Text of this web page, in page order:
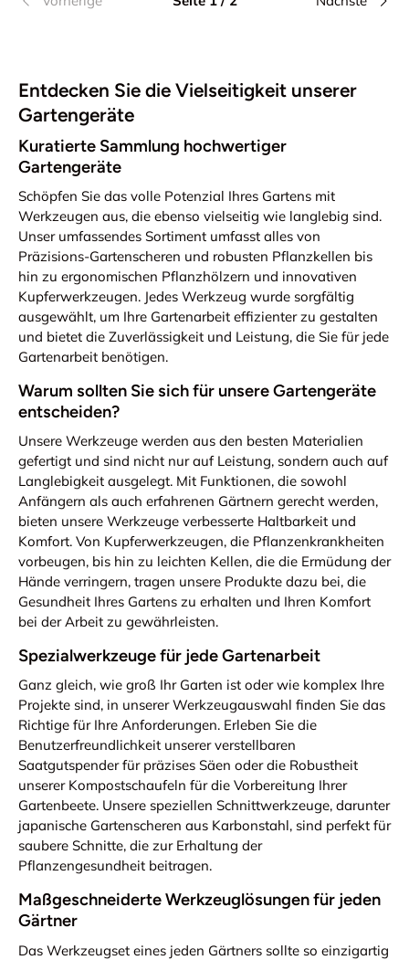
Entdecken Sie die Vielseitigkeit unserer
Gartengeräte
Kuratierte Sammlung hochwertiger
Gartengeräte
Schöpfen Sie das volle Potenzial Ihres Gartens mit
Werkzeugen aus, die ebenso vielseitig wie langlebig sind.
Unser umfassendes Sortiment umfasst alles von
Präzisions-Gartenscheren und robusten Pflanzkellen bis
hin zu ergonomischen Pflanzhölzern und innovativen
Kupferwerkzeugen. Jedes Werkzeug wurde sorgfältig
ausgewählt, um Ihre Gartenarbeit effizienter zu gestalten
und bietet die Zuverlässigkeit und Leistung, die Sie für jede
Gartenarbeit benötigen.
Warum sollten Sie sich für unsere Gartengeräte
entscheiden?
Unsere Werkzeuge werden aus den besten Materialien
gefertigt und sind nicht nur auf Leistung, sondern auch auf
Langlebigkeit ausgelegt. Mit Funktionen, die sowohl
Anfängern als auch erfahrenen Gärtnern gerecht werden,
bieten unsere Werkzeuge verbesserte Haltbarkeit und
Komfort. Von Kupferwerkzeugen, die Pflanzenkrankheiten
vorbeugen, bis hin zu leichten Kellen, die die Ermüdung der
Hände verringern, tragen unsere Produkte dazu bei, die
Gesundheit Ihres Gartens zu erhalten und Ihren Komfort
bei der Arbeit zu gewährleisten.
Spezialwerkzeuge für jede Gartenarbeit
Ganz gleich, wie groß Ihr Garten ist oder wie komplex Ihre
Projekte sind, in unserer Werkzeugauswahl finden Sie das
Richtige für Ihre Anforderungen. Erleben Sie die
Benutzerfreundlichkeit unserer verstellbaren
Saatgutspender für präzises Säen oder die Robustheit
unserer Kompostschaufeln für die Vorbereitung Ihrer
Gartenbeete. Unsere speziellen Schnittwerkzeuge, darunter
japanische Gartenscheren aus Karbonstahl, sind perfekt für
saubere Schnitte, die zur Erhaltung der
Pflanzengesundheit beitragen.
Maßgeschneiderte Werkzeuglösungen für jeden
Gärtner
Das Werkzeugset eines jeden Gärtners sollte so einzigartig